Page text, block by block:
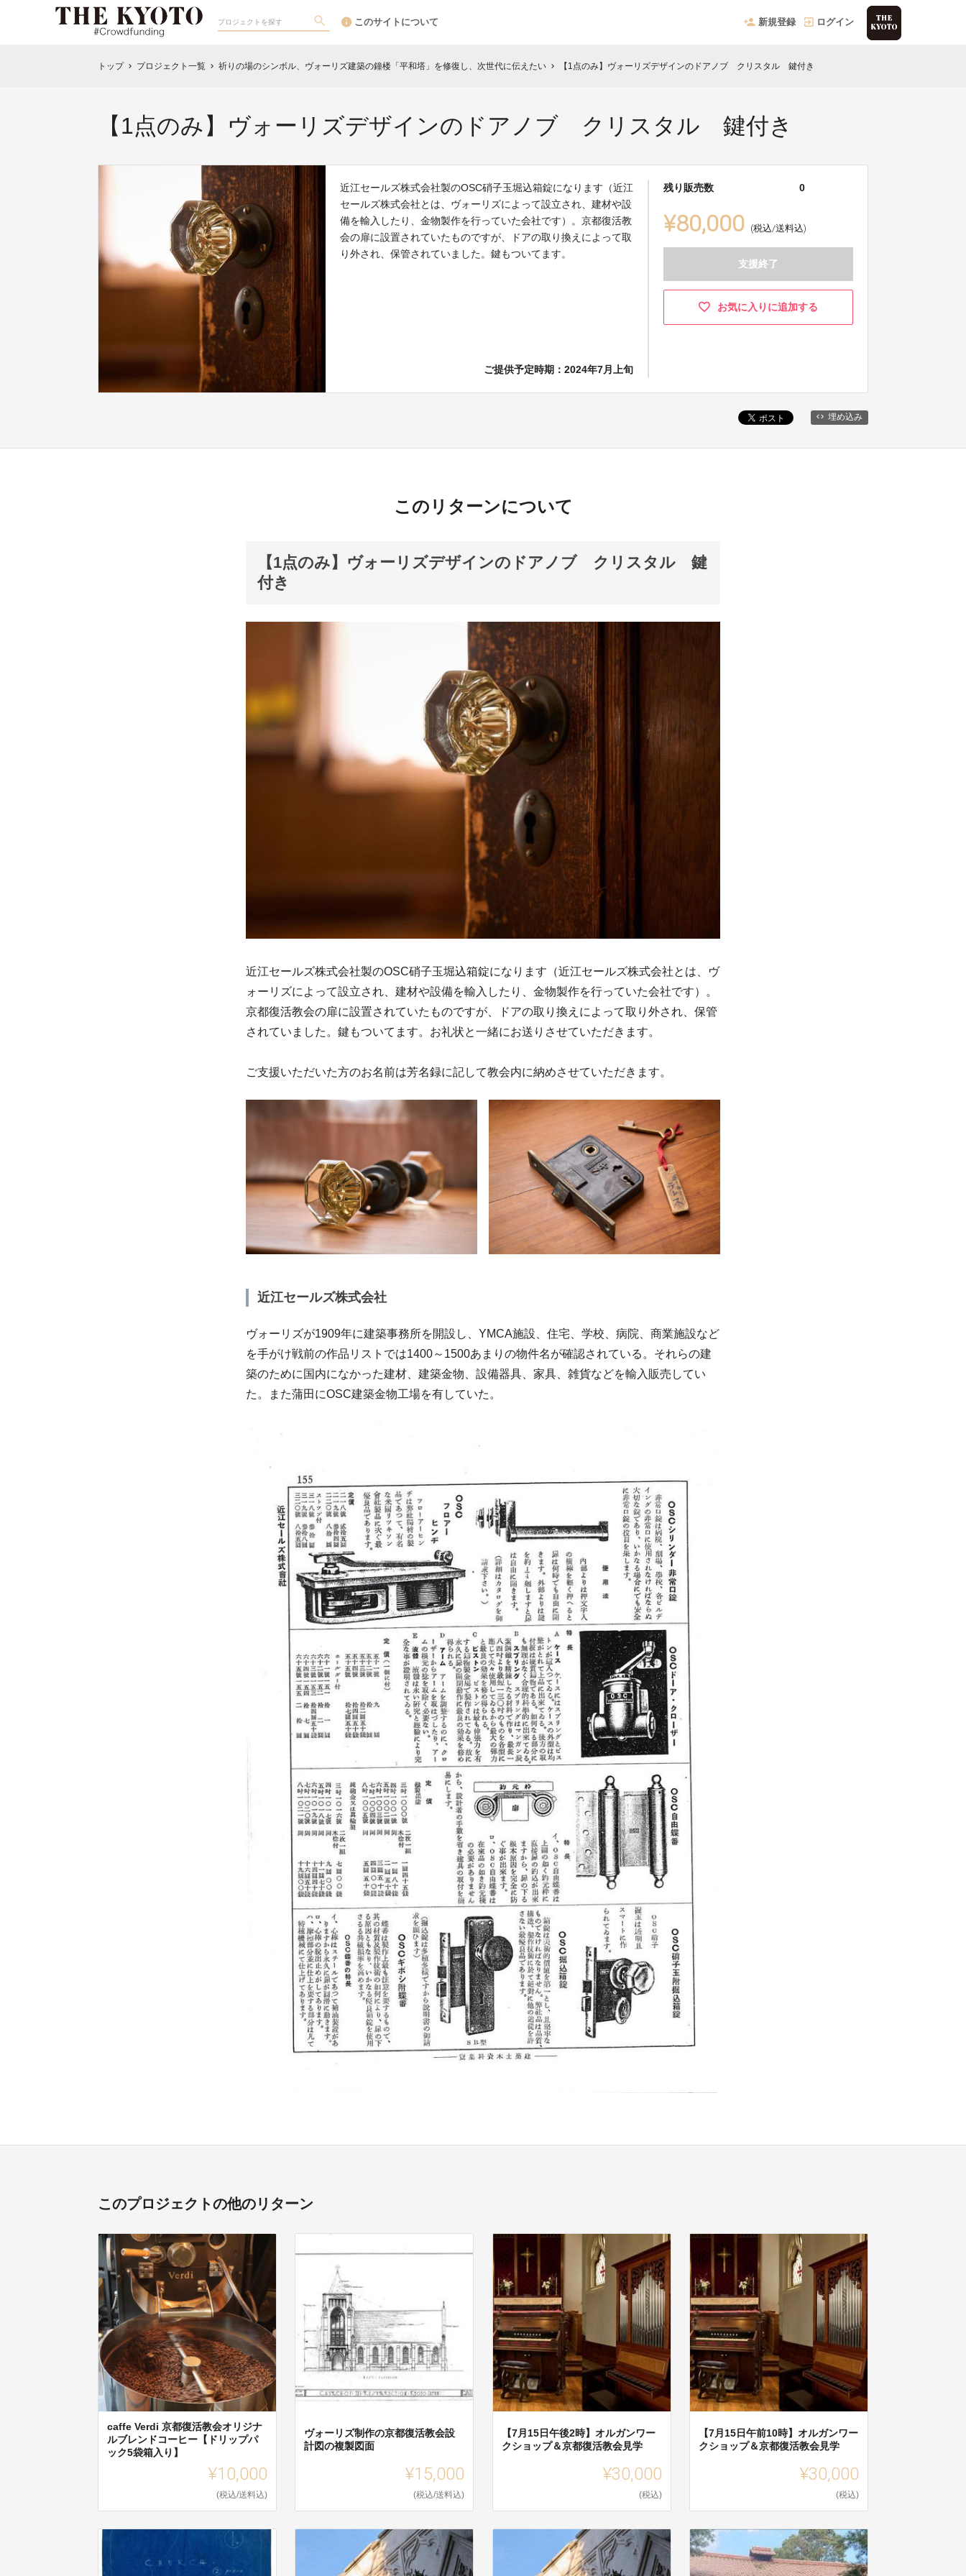
このサイトについて 新規登録 ログイン
トップ chevron_right プロジェクト一覧 chevron_right 祈りの場のシンボル、ヴォーリズ建築の鐘楼「平和塔」を修復し、次世代に伝えたい chevron_right 【1点のみ】ヴォーリズデザインのドアノブ クリスタル 鍵付き
【1点のみ】ヴォーリズデザインのドアノブ クリスタル 鍵付き
近江セールズ株式会社製のOSC硝子玉堀込箱錠になります（近江
セールズ株式会社とは、ヴォーリズによって設立され、建材や設
備を輸入したり、金物製作を行っていた会社です）。京都復活教
会の扉に設置されていたものですが、ドアの取り換えによって取
り外され、保管されていました。鍵もついてます。
ご提供予定時期：2024年7月上旬
残り販売数 0
¥80,000 (税込/送料込)
支援終了
お気に入りに追加する
埋め込み
このリターンについて
【1点のみ】ヴォーリズデザインのドアノブ クリスタル 鍵
付き
近江セールズ株式会社製のOSC硝子玉堀込箱錠になります（近江セールズ株式会社とは、ヴ
ォーリズによって設立され、建材や設備を輸入したり、金物製作を行っていた会社です）。
京都復活教会の扉に設置されていたものですが、ドアの取り換えによって取り外され、保管
されていました。鍵もついてます。お礼状と一緒にお送りさせていただきます。
ご支援いただいた方のお名前は芳名録に記して教会内に納めさせていただきます。
近江セールズ株式会社
ヴォーリズが1909年に建築事務所を開設し、YMCA施設、住宅、学校、病院、商業施設など
を手がけ戦前の作品リストでは1400～1500あまりの物件名が確認されている。それらの建
築のために国内になかった建材、建築金物、設備器具、家具、雑貨などを輸入販売してい
た。また蒲田にOSC建築金物工場を有していた。
このプロジェクトの他のリターン
caffe Verdi 京都復活教会オリジナ
ルブレンドコーヒー【ドリップパ
ック5袋箱入り】
¥10,000
(税込/送料込)
ヴォーリズ制作の京都復活教会設
計図の複製図面
¥15,000
(税込/送料込)
【7月15日午後2時】オルガンワー
クショップ＆京都復活教会見学
¥30,000
(税込)
【7月15日午前10時】オルガンワー
クショップ＆京都復活教会見学
¥30,000
(税込)